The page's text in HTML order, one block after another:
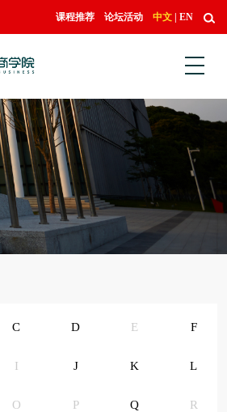
课程推荐 论坛活动 中文 EN
C D E F
I J K L
O P Q R